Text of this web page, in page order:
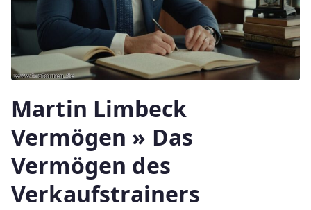
Martin Limbeck
Vermögen » Das
Vermögen des
Verkaufstrainers